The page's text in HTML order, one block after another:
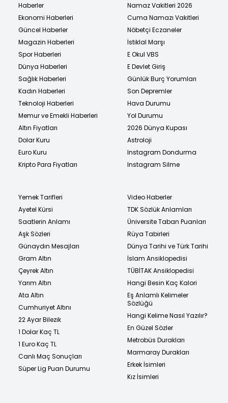
Haberler
Ekonomi Haberleri
Güncel Haberler
Magazin Haberleri
Spor Haberleri
Dünya Haberleri
Sağlık Haberleri
Kadın Haberleri
Teknoloji Haberleri
Memur ve Emekli Haberleri
Altın Fiyatları
Dolar Kuru
Euro Kuru
Kripto Para Fiyatları
Namaz Vakitleri 2026
Cuma Namazı Vakitleri
Nöbetçi Eczaneler
İstiklal Marşı
E Okul VBS
E Devlet Giriş
Günlük Burç Yorumları
Son Depremler
Hava Durumu
Yol Durumu
2026 Dünya Kupası
Astroloji
Instagram Dondurma
Instagram Silme
Yemek Tarifleri
Ayetel Kürsi
Saatlerin Anlamı
Aşk Sözleri
Günaydın Mesajları
Gram Altın
Çeyrek Altın
Yarım Altın
Ata Altın
Cumhuriyet Altını
22 Ayar Bilezik
1 Dolar Kaç TL
1 Euro Kaç TL
Canlı Maç Sonuçları
Süper Lig Puan Durumu
Video Haberler
TDK Sözlük Anlamları
Üniversite Taban Puanları
Rüya Tabirleri
Dünya Tarihi ve Türk Tarihi
İslam Ansiklopedisi
TÜBİTAK Ansiklopedisi
Hangi Besin Kaç Kalori
Eş Anlamlı Kelimeler
Sözlüğü
Hangi Kelime Nasıl Yazılır?
En Güzel Sözler
Metrobüs Durakları
Marmaray Durakları
Erkek İsimleri
Kız İsimleri